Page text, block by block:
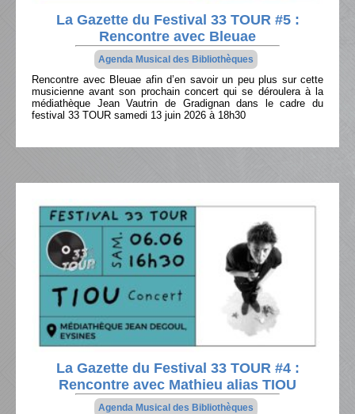
La Gazette du Festival 33 TOUR #5 :
Rencontre avec Bleuae
Agenda Musical des Bibliothèques
Rencontre avec Bleuae afin d’en savoir un peu plus sur cette
musicienne avant son prochain concert qui se déroulera à la
médiathèque Jean Vautrin de Gradignan dans le cadre du
festival 33 TOUR samedi 13 juin 2026 à 18h30
La Gazette du Festival 33 TOUR #4 :
Rencontre avec Mathieu alias TIOU
Agenda Musical des Bibliothèques